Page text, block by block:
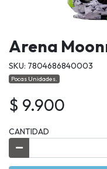
Arena
SKU: 7804686840003
Pocas Unidades.
$ 9.900
CANTIDAD